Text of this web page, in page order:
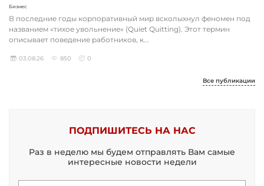
Бизнес
В последние годы корпоративный мир всколыхнул феномен под
названием «тихое увольнение» (Quiet Quitting). Этот термин
описывает поведение работников, к...
03.08.26 850 0
Все публикации
ПОДПИШИТЕСЬ НА НАС
Раз в неделю мы будем отправлять Вам самые
интересные новости недели